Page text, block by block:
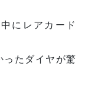
にレアカード
ったダイヤが驚